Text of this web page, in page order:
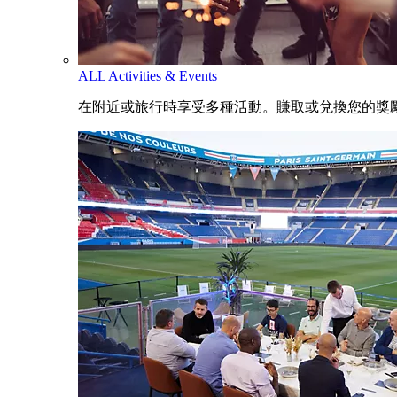
ALL Activities & Events
在附近或旅行時享受多種活動。賺取或兌換您的獎